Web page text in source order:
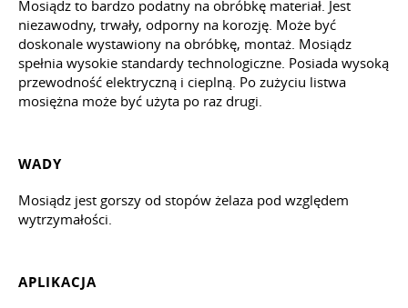
Mosiądz to bardzo podatny na obróbkę materiał. Jest
niezawodny, trwały, odporny na korozję. Może być
doskonale wystawiony na obróbkę, montaż. Mosiądz
spełnia wysokie standardy technologiczne. Posiada wysoką
przewodność elektryczną i cieplną. Po zużyciu listwa
mosiężna może być użyta po raz drugi.
WADY
Mosiądz jest gorszy od stopów żelaza pod względem
wytrzymałości.
APLIKACJA